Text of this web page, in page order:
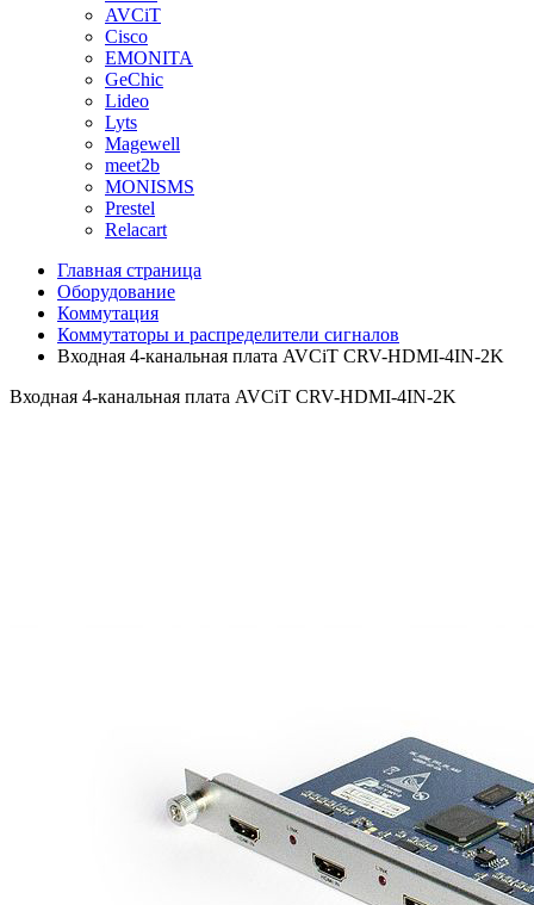
AVCiT
Cisco
EMONITA
GeChic
Lideo
Lyts
Magewell
meet2b
MONISMS
Prestel
Relacart
Главная страница
Оборудование
Коммутация
Коммутаторы и распределители сигналов
Входная 4-канальная плата AVCiT CRV-HDMI-4IN-2K
Входная 4-канальная плата AVCiT CRV-HDMI-4IN-2K